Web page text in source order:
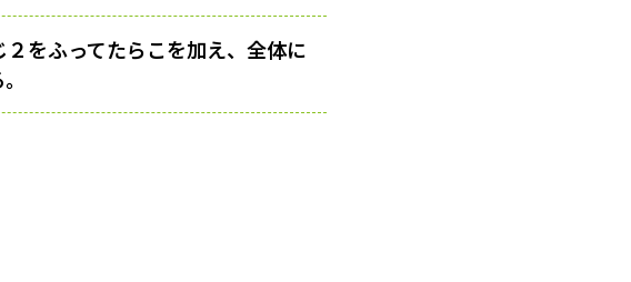
をふってたらこを加え、全体に